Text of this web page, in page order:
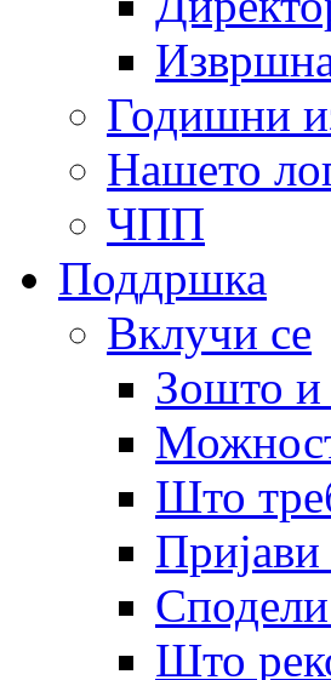
Годишни
Нашето
ЧПП
Поддршка
Вклучи се
Зошто и
Што
Пријави
Што